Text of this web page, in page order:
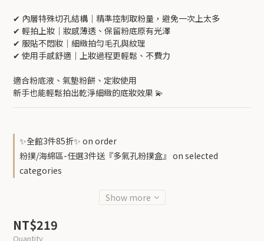
✔ 內層特殊切孔結構｜精準控制取粉量，避免一次上太多
✔ 輕拍上妝｜妝感薄透、保留粉底原有光澤
✔ 服貼不悶妝｜細緻拍勻毛孔與紋理
✔ 使用手感舒適｜上妝過程更輕鬆、不費力
適合粉底液、氣墊粉餅、定妝使用
新手也能輕鬆拍出乾淨細緻的底妝效果 💫
✨全館3件85折✨ on order
粉撲/海綿區-任選3件送『多氣孔粉撲盒』 on selected
categories
Show more
NT$219
Quantity